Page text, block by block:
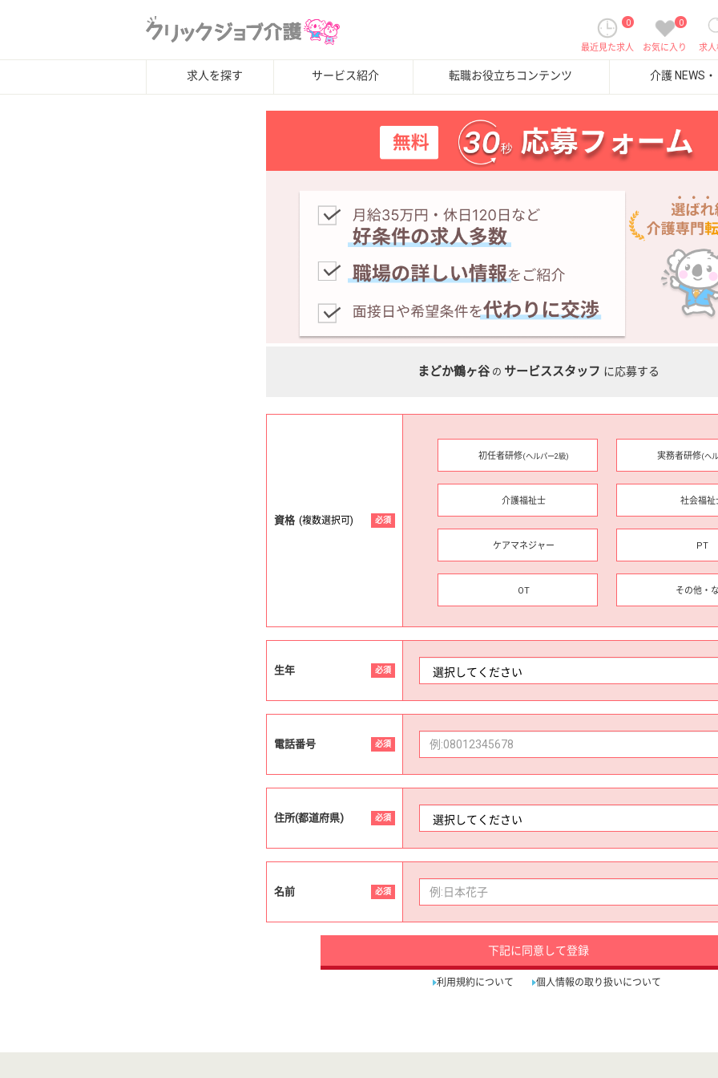
求
0
お気に入り
0
最近見た求人
求人を探す サービス紹介 転職お役立ちコンテンツ 介護 NEWS
まどか鶴ヶ谷 の サービススタッフ に応募する
資格 (複数選択可) 必須
初任者研修(ヘルパー2級) 実務者研修(ヘ
介護福祉士 社会福祉
ケアマネジャー PT
OT その他・
生年 必須
電話番号 必須
住所(都道府県) 必須
名前 必須
下記に同意して登録
利用規約について 個人情報の取り扱いについて